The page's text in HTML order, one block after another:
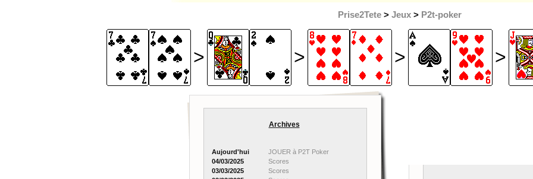
Prise2Tete > Jeux > P2t-poker
> > > >
Archives
Aujourd'hui
JOUER à P2T Poker
04/03/2025
Scores
03/03/2025
Scores